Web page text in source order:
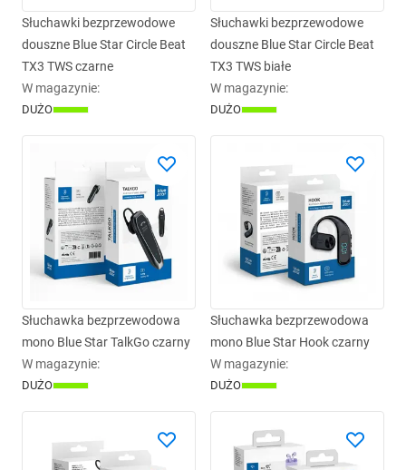
Słuchawki bezprzewodowe
douszne Blue Star Circle Beat
TX3 TWS czarne
W magazynie:
DUŻO
Słuchawki bezprzewodowe
douszne Blue Star Circle Beat
TX3 TWS białe
W magazynie:
DUŻO
Słuchawka bezprzewodowa
mono Blue Star TalkGo czarny
W magazynie:
DUŻO
Słuchawka bezprzewodowa
mono Blue Star Hook czarny
W magazynie:
DUŻO